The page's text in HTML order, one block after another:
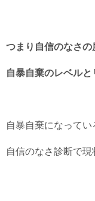
つまり自信のなさの
自暴自棄のレベルと
自暴自棄になってい
自信のなさ診断で現